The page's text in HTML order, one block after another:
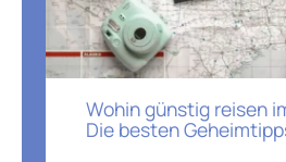
Wohin günstig reisen
Die besten